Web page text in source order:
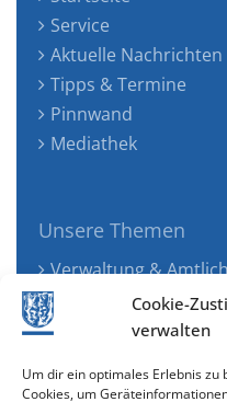
Cookie-
verwalten
Um dir ein optimales Erlebnis zu
Cookies, um
Service
Aktuelle Nachrichten
Tipps & Termine
Pinnwand
Mediathek
Unsere Themen
Verwaltung &
Jugend, Familie &
Tourismus, Freizeit &
Wirtschaft & Verkehr